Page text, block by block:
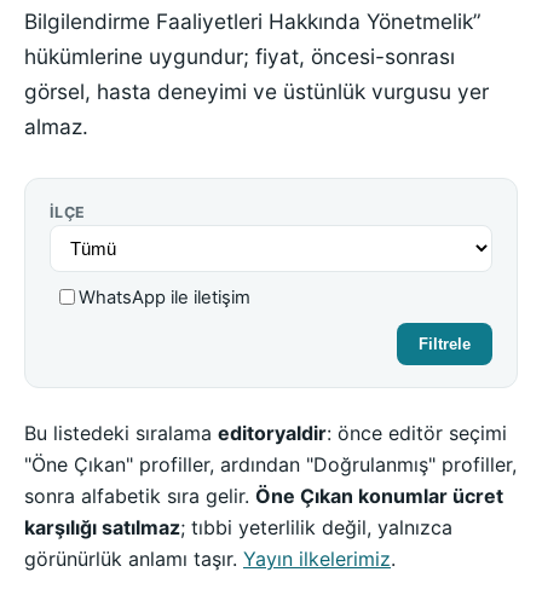
Bilgilendirme Faaliyetleri Hakkında Yönetmelik”
hükümlerine uygundur; fiyat, öncesi-sonrası
görsel, hasta deneyimi ve üstünlük vurgusu yer
almaz.
İLÇE
WhatsApp ile iletişim
Filtrele
Bu listedeki sıralama editoryaldir: önce editör seçimi
"Öne Çıkan" profiller, ardından "Doğrulanmış" profiller,
sonra alfabetik sıra gelir. Öne Çıkan konumlar ücret
karşılığı satılmaz; tıbbi yeterlilik değil, yalnızca
görünürlük anlamı taşır. Yayın ilkelerimiz.